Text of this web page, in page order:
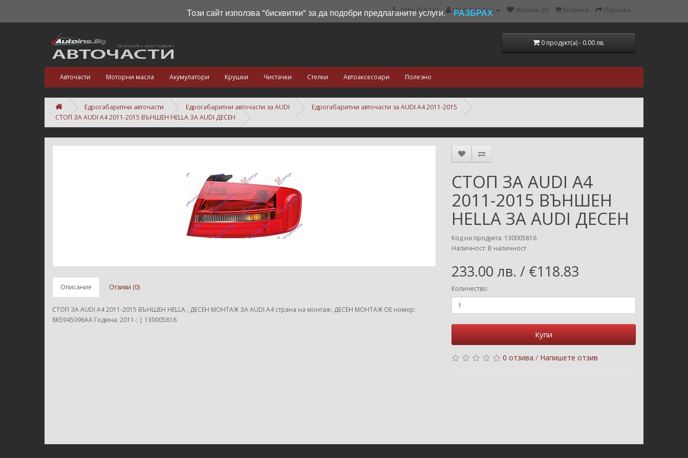
0886 958 111 Моят профил Желани (0) Количка Поръчка
0 продукт(а) - 0.00 лв.
Авточасти Моторни масла Акумулатори Крушки Чистачки Стелки Автоаксесоари Полезно
Едрогабаритни авточасти Едрогабаритни авточасти за AUDI
Едрогабаритни авточасти за AUDI A4 2011-2015
СТОП ЗА AUDI A4 2011-2015 ВЪНШЕН HELLA ЗА AUDI ДЕСЕН
Описание Отзиви (0)
СТОП ЗА AUDI A4 2011-2015 ВЪНШЕН HELLA , ДЕСЕН МОНТАЖ ЗА AUDI A4 страна на монтаж: ДЕСЕН МОНТАЖ ОЕ номер:
8K5945096AA Година: 2011-; | 130005816
СТОП ЗА AUDI A4
2011-2015 ВЪНШЕН
HELLA ЗА AUDI ДЕСЕН
Код на продукта: 130005816
Наличност: В наличност
233.00 лв. / €118.83
Количество:
Купи
0 отзива / Напишете отзив
Този сайт използва "бисквитки" за да подобри предлаганите услуги. РАЗБРАХ